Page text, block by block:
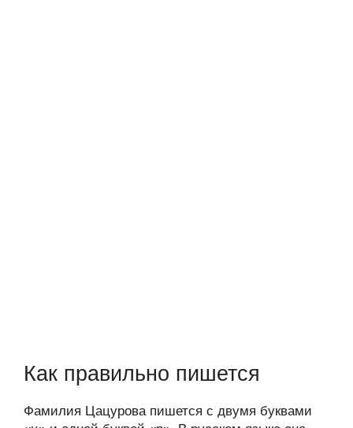
Как правильно пишется
Фамилия Цацурова пишется с двумя буквами